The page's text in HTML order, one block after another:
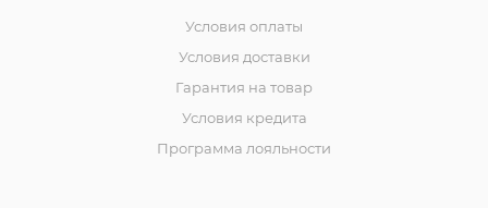
Условия оплаты
Условия доставки
Гарантия на товар
Условия кредита
Программа лояльности